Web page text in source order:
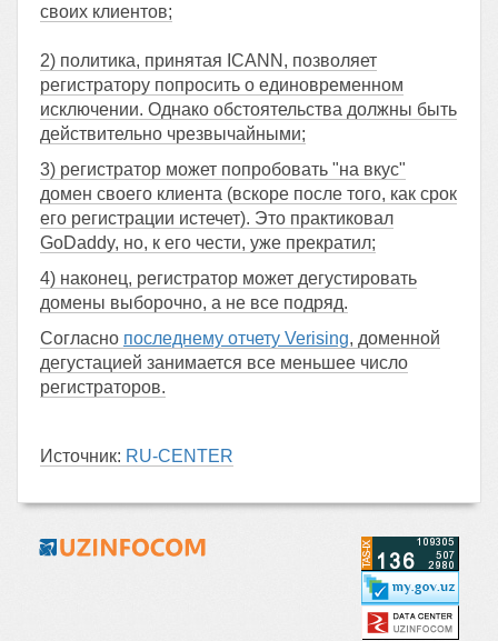
своих клиентов;
2) политика, принятая ICANN, позволяет
регистратору попросить о единовременном
исключении. Однако обстоятельства должны быть
действительно чрезвычайными;
3) регистратор может попробовать "на вкус"
домен своего клиента (вскоре после того, как срок
его регистрации истечет). Это практиковал
GoDaddy, но, к его чести, уже прекратил;
4) наконец, регистратор может дегустировать
домены выборочно, а не все подряд.
Согласно последнему отчету Verising, доменной
дегустацией занимается все меньшее число
регистраторов.
Источник: RU-CENTER